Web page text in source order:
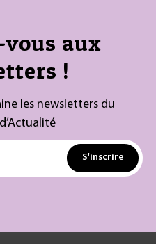
aux
!
les newsletters du
S'inscrire